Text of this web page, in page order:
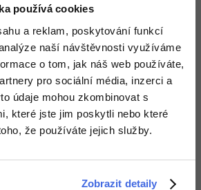
používá cookies
a reklam, poskytování funkcí
naší návštěvnosti využíváme
o tom, jak náš web používáte,
pro sociální média, inzerci a
údaje mohou zkombinovat s
které jste jim poskytli nebo které
že používáte jejich služby.
Zobrazit detaily
-30% -80%
-30%
-15%
-25%
: 5.11.2013 7:58
na práci se stringem má velice pěkné tutoriály,
projít. Najdeš tam odpoveď i na svůj problém.
Odpovědět
otázka když si chci udělat WebBrowser a
nemyslim kod ale př.: author:< (Mezi